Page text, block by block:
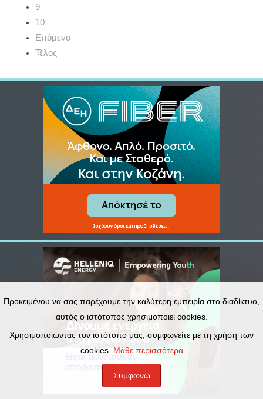
9
10
Επόμενο
Τέλος
Προκειμένου να σας παρέχουμε την καλύτερη εμπειρία στο διαδίκτυο,
αυτός ο ιστότοπος χρησιμοποιεί cookies.
Χρησιμοποιώντας τον ιστότοπο μας, συμφωνείτε με τη χρήση των
cookies. Μάθε περισσότερα
Συμφωνώ